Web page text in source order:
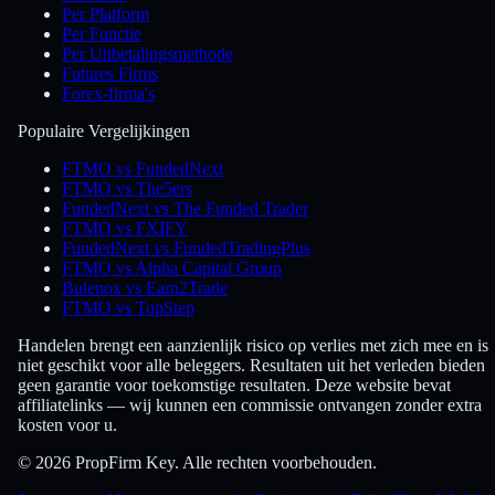
Per Platform
Per Functie
Per Uitbetalingsmethode
Futures Firms
Forex-firma's
Populaire Vergelijkingen
FTMO vs FundedNext
FTMO vs The5ers
FundedNext vs The Funded Trader
FTMO vs FXIFY
FundedNext vs FundedTradingPlus
FTMO vs Alpha Capital Group
Bulenox vs Earn2Trade
FTMO vs TopStep
Handelen brengt een aanzienlijk risico op verlies met zich mee en is
niet geschikt voor alle beleggers. Resultaten uit het verleden bieden
geen garantie voor toekomstige resultaten. Deze website bevat
affiliatelinks — wij kunnen een commissie ontvangen zonder extra
kosten voor u.
© 2026 PropFirm Key. Alle rechten voorbehouden.